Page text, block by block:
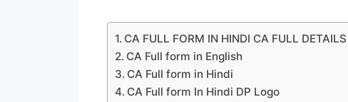
CA FULL FORM IN HINDI CA FULL
CA Full form in English
CA Full form in Hindi
CA Full form In Hindi DP Logo